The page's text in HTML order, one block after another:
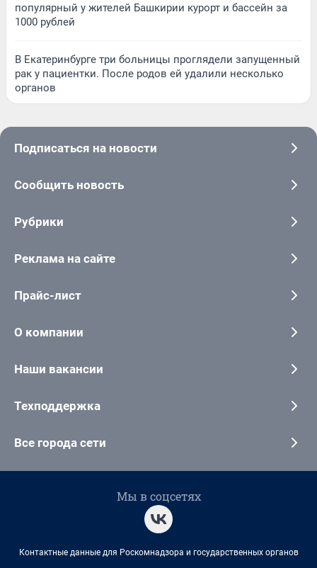
популярный у жителей Башкирии курорт и бассейн за
1000 рублей
В Екатеринбурге три больницы проглядели запущенный
рак у пациентки. После родов ей удалили несколько
органов
Подписаться на новости
Сообщить новость
Рубрики
Реклама на сайте
Прайс-лист
О компании
Наши вакансии
Техподдержка
Все города сети
Мы в соцсетях
Контактные данные для Роскомнадзора и государственных органов